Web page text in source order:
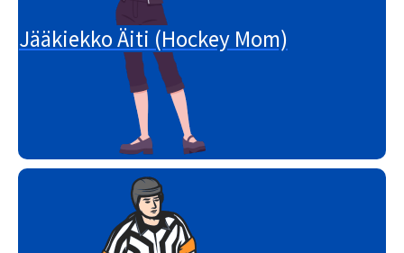
Jääkiekko Äiti (Hockey Mom)